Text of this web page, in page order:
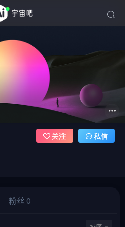
关注 私信
粉丝0